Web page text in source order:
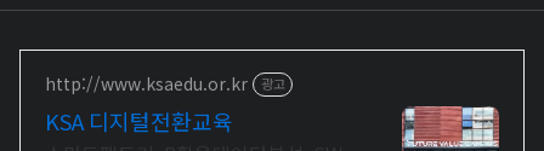
http://www.ksaedu.or.kr 광고
KSA 디지털전환교육